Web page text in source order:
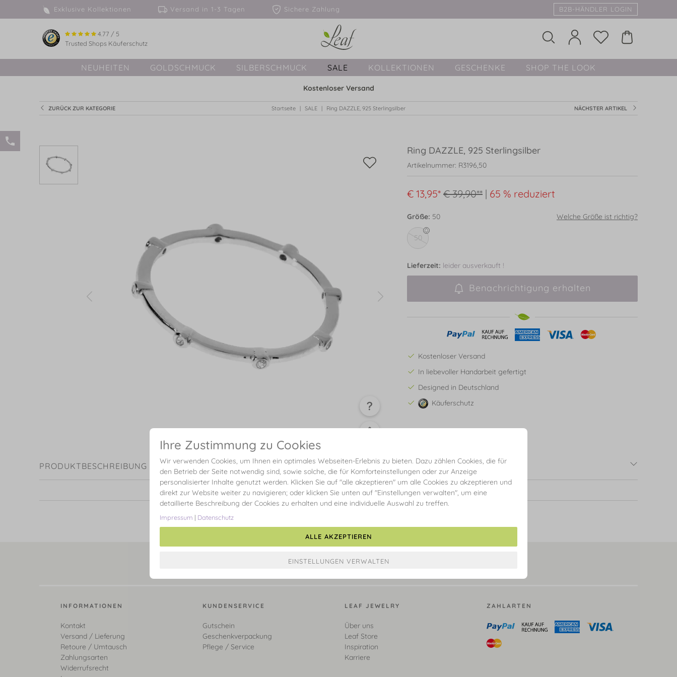
Exklusive Kollektionen Versand in 1-3 Tagen Sichere Zahlung B2B-HÄNDLER LOGIN
4.77 / 5
Trusted Shops Käuferschutz
NEUHEITEN GOLDSCHMUCK SILBERSCHMUCK SALE KOLLEKTIONEN GESCHENKE SHOP THE LOOK
Kostenloser Versand
ZURÜCK ZUR KATEGORIE Startseite SALE Ring DAZZLE, 925 Sterlingsilber NÄCHSTER ARTIKEL
Ring DAZZLE, 925 Sterlingsilber
Artikelnummer: R3196,50
€ 13,95* € 39,90** | 65 % reduziert
Größe: 50 Welche Größe ist richtig?
50
Lieferzeit: leider ausverkauft !
Benachrichtigung erhalten
Kostenloser Versand
In liebevoller Handarbeit gefertigt
Designed in Deutschland
Käuferschutz
PRODUKTBESCHREIBUNG
INFORMATIONEN
Kontakt
Versand / Lieferung
Retoure / Umtausch
Zahlungsarten
Widerrufsrecht
KUNDENSERVICE
Gutschein
Geschenkverpackung
Pflege / Service
LEAF JEWELRY
Über uns
Leaf Store
Inspiration
Karriere
ZAHLARTEN
Ihre Zustimmung zu Cookies
Wir verwenden Cookies, um Ihnen ein optimales Webseiten-Erlebnis zu bieten. Dazu zählen Cookies, die für
den Betrieb der Seite notwendig sind, sowie solche, die für Komforteinstellungen oder zur Anzeige
personalisierter Inhalte genutzt werden. Klicken Sie auf "alle akzeptieren" um alle Cookies zu akzeptieren und
direkt zur Website weiter zu navigieren; oder klicken Sie unten auf "Einstellungen verwalten", um eine
detaillierte Beschreibung der Cookies zu erhalten und eine individuelle Auswahl zu treffen.
Impressum | Datenschutz
ALLE AKZEPTIEREN